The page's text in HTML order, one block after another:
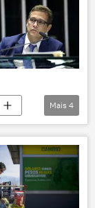
Mais 4